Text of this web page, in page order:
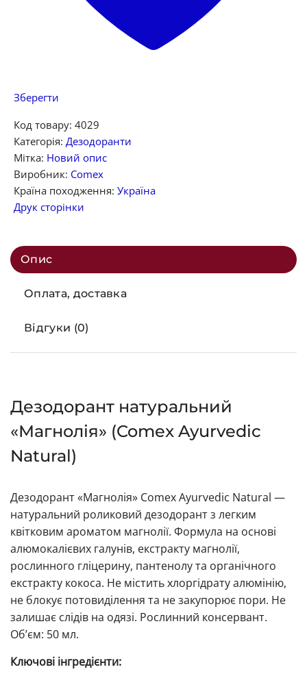
Зберегти
Код товару: 4029
Категорія: Дезодоранти
Мітка: Новий опис
Виробник: Comex
Країна походження: Україна
Друк сторінки
Опис
Оплата, доставка
Відгуки (0)
Дезодорант натуральний
«Магнолія» (Comex Ayurvedic
Natural)
Дезодорант «Магнолія» Comex Ayurvedic Natural —
натуральний роликовий дезодорант з легким
квітковим ароматом магнолії. Формула на основі
алюмокалієвих галунів, екстракту магнолії,
рослинного гліцерину, пантенолу та органічного
екстракту кокоса. Не містить хлоргідрату алюмінію,
не блокує потовиділення та не закупорює пори. Не
залишає слідів на одязі. Рослинний консервант.
Об’єм: 50 мл.
Ключові інгредієнти: